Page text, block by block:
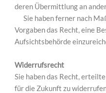
deren Übermittlung an
Sie haben ferner nach
Vorgaben das Recht, eine
Aufsichtsbehörde
Widerrufsrecht
Sie haben das Recht,
für die Zukunft zu